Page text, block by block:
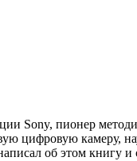
Sony, пионер
цифровую камеру,
об этом книгу